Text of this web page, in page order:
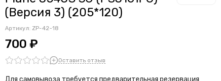
(Версия 3) (205*120)
Артикул: ZP-42-18
700 ₽
Оставить отзыв